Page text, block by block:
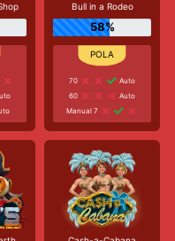
Bull in a Rodeo
58%
70
Auto
60
Auto
Manual 7